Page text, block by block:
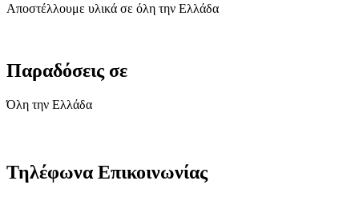
Αποστέλλουμε υλικά σε όλη την Ελλάδα
Παραδόσεις σε
Όλη την Ελλάδα
Τηλέφωνα Επικοινωνίας